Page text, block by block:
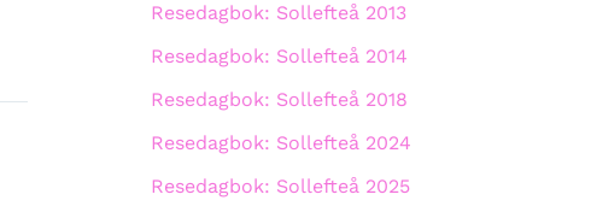
Resedagbok: Sollefteå 2013
Resedagbok: Sollefteå 2014
Resedagbok: Sollefteå 2018
Resedagbok: Sollefteå 2024
Resedagbok: Sollefteå 2025